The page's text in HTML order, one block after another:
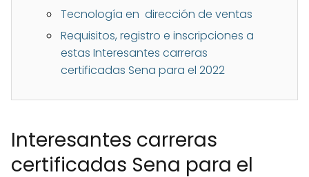
Tecnología en dirección de ventas
Requisitos, registro e inscripciones a
estas Interesantes carreras
certificadas Sena para el 2022
Interesantes carreras
certificadas Sena para el